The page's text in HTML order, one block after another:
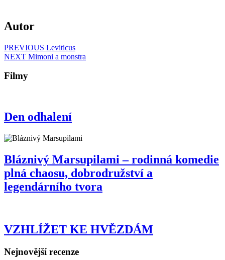
Autor
Navigace
pro
příspěvek
PREVIOUS Previous
post:
Leviticus
NEXT Next
Mimoni a monstra
Filmy
Den odhaleníDen
Bláznivý Marsupilami – rodinná komedie
plná chaosu, dobrodružství a
legendárního tvora
rodinná
VZHLÍŽET KE HVĚZDÁM
Nejnovější recenze